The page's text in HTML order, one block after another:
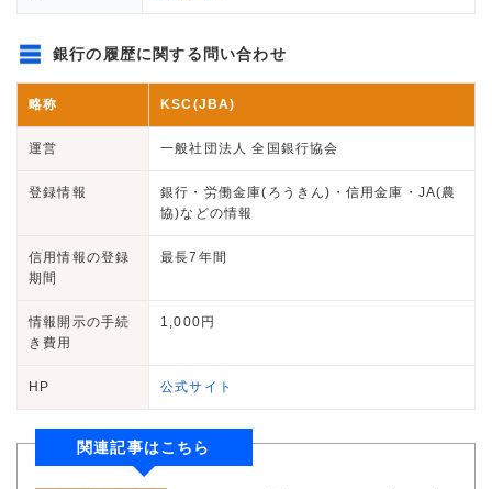
銀行の履歴に関する問い合わせ
略称 KSC(JBA)
運営 一般社団法人 全国銀行協会
登録情報
銀行・労働金庫(ろうきん)・信用金庫・JA(農
協)などの情報
信用情報の登録
期間
最長7年間
情報開示の手続
き費用
1,000円
HP 公式サイト
関連記事はこちら